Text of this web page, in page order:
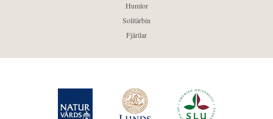
Humlor
Solitärbin
Fjärilar